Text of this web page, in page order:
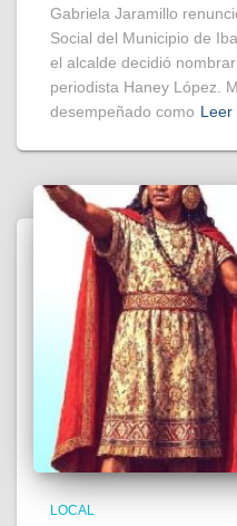
Gabriela Jaramillo
Social del Municipio de
el alcalde decidió
periodista Haney López.
desempeñado como Leer
LOCAL